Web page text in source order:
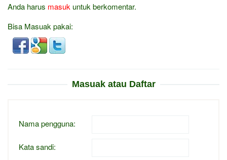
Anda harus masuk untuk berkomentar.
Bisa Masuak pakai:
Masuak atau Daftar
Nama pengguna:
Kata sandi: